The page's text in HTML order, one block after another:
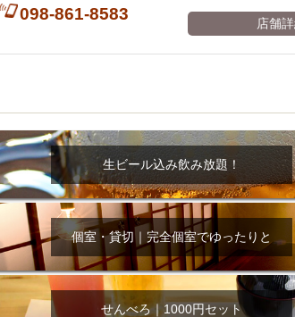
動物カフェ＆バー
イタリアン
古島
しゃぶしゃぶ パクチー 炉端焼き
ふぐ
グ
ニック プレミアムフライデー
牛串焼き
ール 飲み比べセット 首里駅周辺
やぎ料理
チーズタッカルビ 奥武山公園駅周辺
小禄駅周辺
夏限定メニュー ENJOY LUNCH 特集
造形集
儀保駅周辺
098-861-8583 店舗
生ビール込み飲み放題！
個室・貸切｜完全個室でゆったりと
せんべろ｜1000円セット